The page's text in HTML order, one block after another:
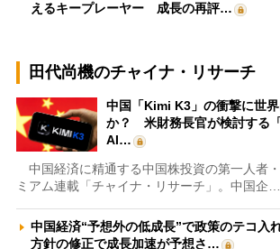
えるキープレーヤー 成長の再評…
田代尚機のチャイナ・リサーチ
中国「Kimi K3」の衝撃に世
か？ 米財務長官が検討する
AI…
中国経済に精通する中国株投資の第一人者
ミアム連載「チャイナ・リサーチ」。中国企…
中国経済“予想外の低成長”で政策のテコ
方針の修正で成長加速が予想さ…